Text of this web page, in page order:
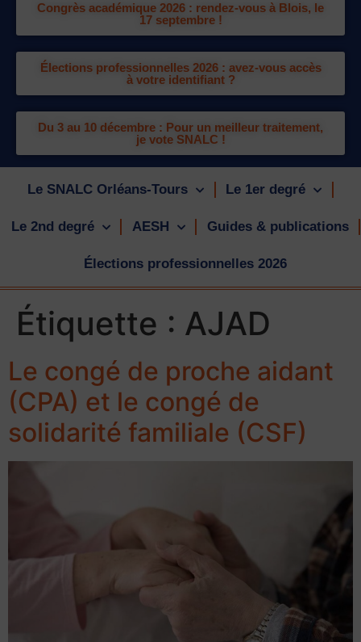
Congrès académique 2026 : rendez-vous à Blois, le
17 septembre !
Élections professionnelles 2026 : avez-vous accès
à votre identifiant ?
Du 3 au 10 décembre : Pour un meilleur traitement,
je vote SNALC !
Le SNALC Orléans-Tours Le 1er degré
Le 2nd degré AESH Guides & publications
Élections professionnelles 2026
Étiquette : AJAD
Le congé de proche aidant
(CPA) et le congé de
solidarité familiale (CSF)